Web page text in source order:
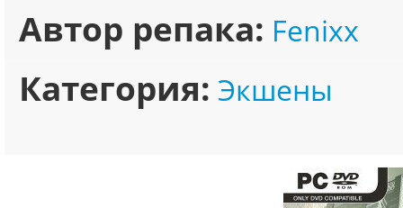
Автор репака: Fenixx
Категория: Экшены